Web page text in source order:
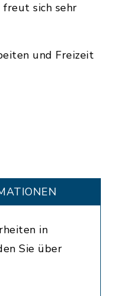
freut sich sehr
und Freizeit
in
Sie über